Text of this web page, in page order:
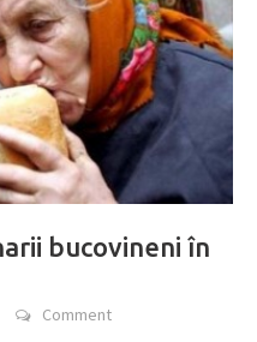
bucovineni în
Comment